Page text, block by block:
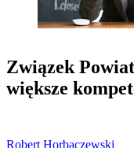
Związek
większe
Robert Horbaczewski